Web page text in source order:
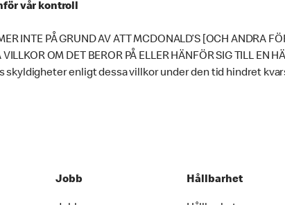
vår kontroll
INTE PÅ GRUND AV ATT MCDONALD’S [OCH ANDRA
VILLKOR OM DET BEROR PÅ ELLER HÄNFÖR SIG TILL
skyldigheter enligt dessa villkor under den tid hindret
Jobb Hållbarhet